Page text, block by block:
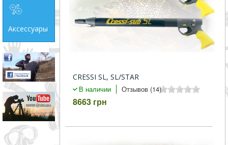
Аксессуары
CRESSI SL, SL/STAR
В наличии
Отзывов (14)
8663 грн